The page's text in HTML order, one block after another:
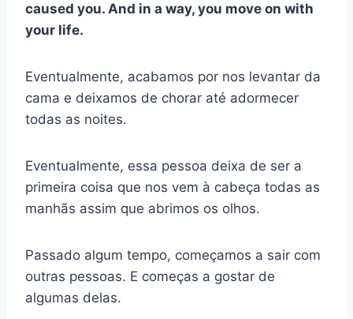
caused you. And in a way, you move on with
your life.
Eventualmente, acabamos por nos levantar da
cama e deixamos de chorar até adormecer
todas as noites.
Eventualmente, essa pessoa deixa de ser a
primeira coisa que nos vem à cabeça todas as
manhãs assim que abrimos os olhos.
Passado algum tempo, começamos a sair com
outras pessoas. E começas a gostar de
algumas delas.